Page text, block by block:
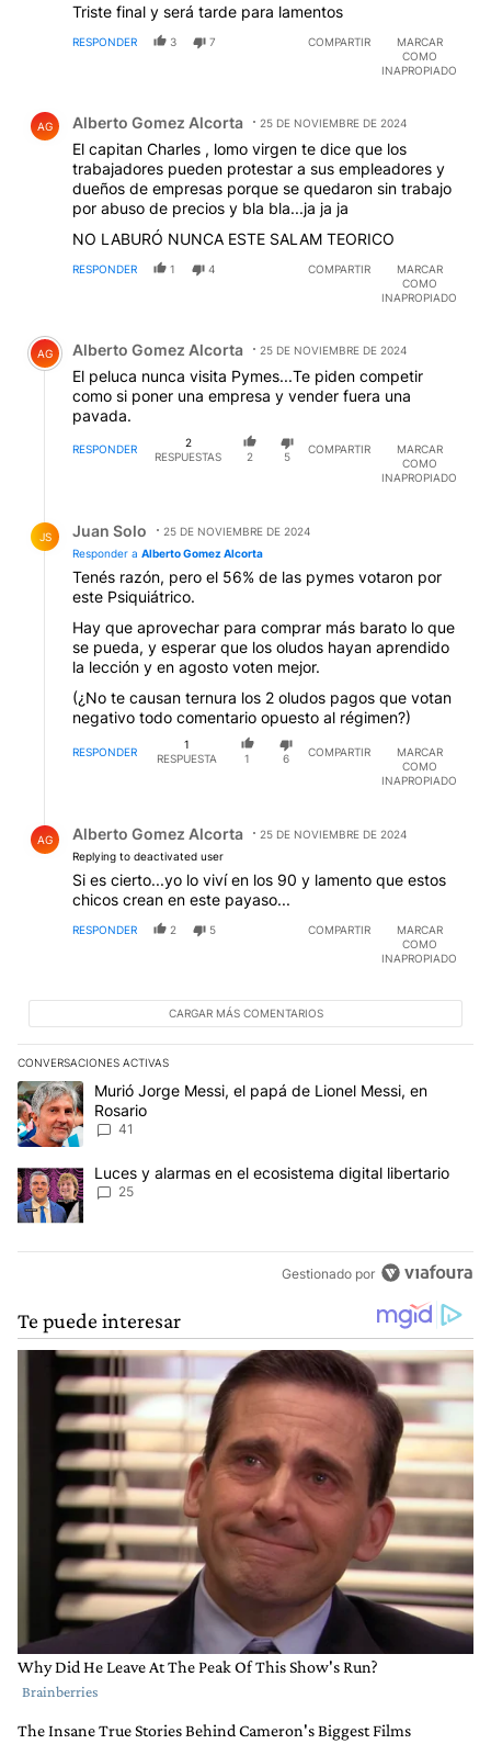
Triste final y será tarde para lamentos
RESPONDER 3 7 COMPARTIR
MARCAR
COMO
INAPROPIADO
AG Alberto Gomez Alcorta 25 DE NOVIEMBRE DE 2024
El capitan Charles , lomo virgen te dice que los
trabajadores pueden protestar a sus empleadores y
dueños de empresas porque se quedaron sin trabajo
por abuso de precios y bla bla...ja ja ja
NO LABURÓ NUNCA ESTE SALAM TEORICO
RESPONDER 1 4 COMPARTIR
MARCAR
COMO
INAPROPIADO
Comentario de Alberto Gomez Alcorta.
AG Alberto Gomez Alcorta 25 DE NOVIEMBRE DE 2024
El peluca nunca visita Pymes...Te piden competir
como si poner una empresa y vender fuera una
pavada.
RESPONDER
2
RESPUESTAS
2 5
COMPARTIR
MARCAR
COMO
INAPROPIADO
JS Juan Solo
25 DE NOVIEMBRE DE 2024
Responder a Alberto Gomez Alcorta
Tenés razón, pero el 56% de las pymes votaron por
este Psiquiátrico.
Hay que aprovechar para comprar más barato lo que
se pueda, y esperar que los oludos hayan aprendido
la lección y en agosto voten mejor.
(¿No te causan ternura los 2 oludos pagos que votan
negativo todo comentario opuesto al régimen?)
RESPONDER
1
RESPUESTA
1 6
COMPARTIR
MARCAR
COMO
INAPROPIADO
AG Alberto Gomez Alcorta
25 DE NOVIEMBRE DE 2024
Replying to deactivated user
Si es cierto...yo lo viví en los 90 y lamento que estos
chicos crean en este payaso...
RESPONDER 2 5 COMPARTIR
MARCAR
COMO
INAPROPIADO
CARGAR MÁS COMENTARIOS
CONVERSACIONES ACTIVAS
Este listado muestra los artículos con más comentarios en los
Un artículo de tendencia con el título "Murió Jorge Messi, el papá
Murió Jorge Messi, el papá de Lionel Messi, en
Rosario
41
Un artículo de tendencia con el título "Luces y alarmas en el
Luces y alarmas en el ecosistema digital libertario
25
Gestionado por